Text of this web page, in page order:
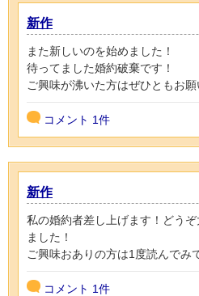
新作
また新しいのを始めました！
待ってました婚約破棄です！
ご興味が沸いた方はぜひともお願
コメント 1件
新作
私の婚約者差し上げます！どう
ました！
ご興味おありの方は1度読んでみ
コメント 1件